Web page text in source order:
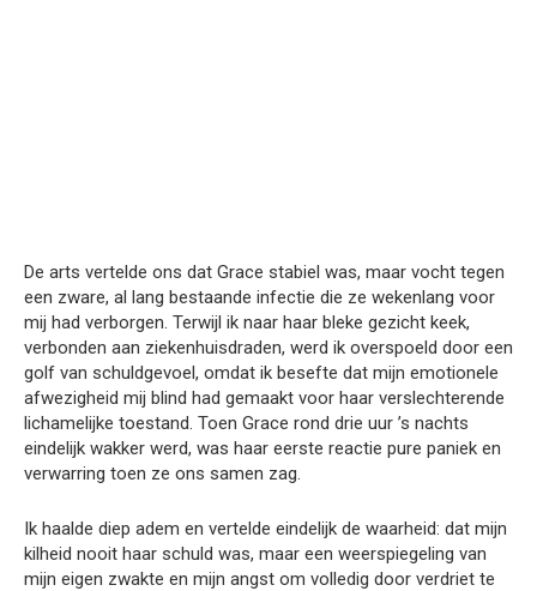
De arts vertelde ons dat Grace stabiel was, maar vocht tegen
een zware, al lang bestaande infectie die ze wekenlang voor
mij had verborgen. Terwijl ik naar haar bleke gezicht keek,
verbonden aan ziekenhuisdraden, werd ik overspoeld door een
golf van schuldgevoel, omdat ik besefte dat mijn emotionele
afwezigheid mij blind had gemaakt voor haar verslechterende
lichamelijke toestand. Toen Grace rond drie uur ’s nachts
eindelijk wakker werd, was haar eerste reactie pure paniek en
verwarring toen ze ons samen zag.
Ik haalde diep adem en vertelde eindelijk de waarheid: dat mijn
kilheid nooit haar schuld was, maar een weerspiegeling van
mijn eigen zwakte en mijn angst om volledig door verdriet te